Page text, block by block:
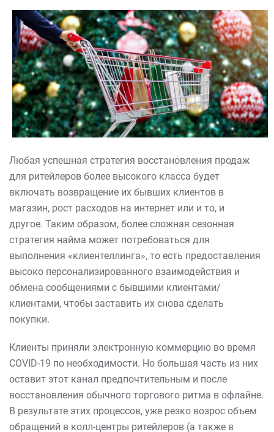
Любая успешная стратегия восстановления продаж
для ритейлеров более высокого класса будет
включать возвращение их бывших клиентов в
магазин, рост расходов на интернет или и то, и
другое. Таким образом, более сложная сезонная
стратегия найма может потребоваться для
выполнения «клиентеллинга», то есть предоставления
высоко персонализированного взаимодействия и
обмена сообщениями с бывшими клиентами/
клиентами, чтобы заставить их снова сделать
покупки.
Клиенты приняли электронную коммерцию во время
COVID-19 по необходимости. Но большая часть из них
оставит этот канал предпочтительным и после
восстановления обычного торгового ритма в офлайне.
В результате этих процессов, уже резко возрос объем
обращений в колл-центры ритейлеров (а также в